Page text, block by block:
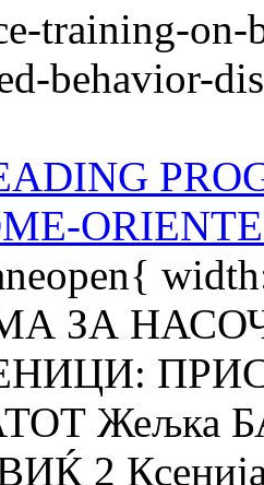
training-
behavior-
ЗА
Жељка
2